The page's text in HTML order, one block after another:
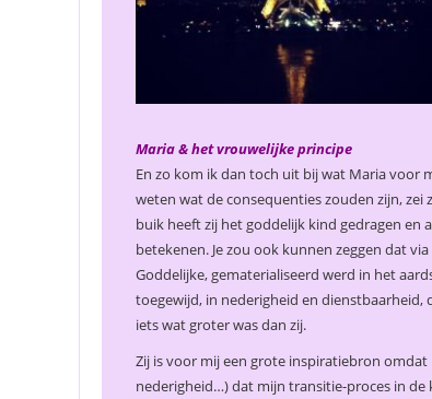
Maria & het vrouwelijke principe
En zo kom ik dan toch uit bij wat Maria voor
weten wat de consequenties zouden zijn, zei
buik heeft zij het goddelijk kind gedragen en
betekenen. Je zou ook kunnen zeggen dat
Goddelijke, gematerialiseerd werd in het
toegewijd, in nederigheid en dienstbaarheid,
iets wat groter was dan zij.
Zij is voor mij een grote inspiratiebron omdat
nederigheid…) dat mijn transitie-proces in